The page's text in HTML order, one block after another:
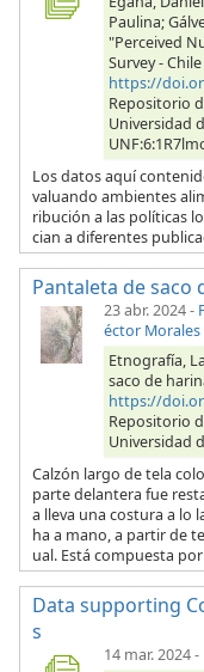
Paulina;
"Perceived
Survey -
https://
Repositorio
Universidad
Los datos aquí
valuando ambientes
ribución a las políticas
cian a diferentes
Pantaleta de saco
23 abr. 2024-
éctor Morales
Etnografía,
saco de
https://
Repositorio
Universidad
Calzón largo de tela
parte delantera fue
a lleva una costura a lo
ha a mano, a partir de
ual. Está compuesta
Data supporting
s
14 mar. 2024-